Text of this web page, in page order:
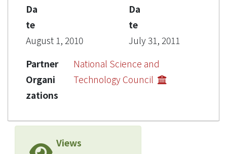
Da
te
August 1, 2010
Da
te
July 31, 2011
Partner
Organi
zations
National Science and
Technology Council
Views